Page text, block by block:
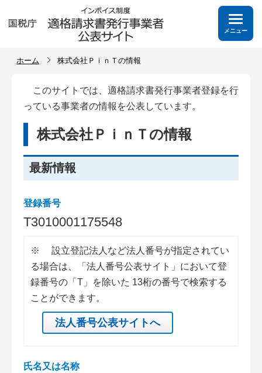
メニュー
ホーム 株式会社ＰｉｎＴの情報
このサイトでは、適格請求書発行事業者登録を行
っている事業者の情報を公表しています。
株式会社ＰｉｎＴの情報
最新情報
登録番号
T3010001175548
※
設立登記法人など法人番号が指定されてい
る場合は、「法人番号公表サイト」において登
録番号の「T」を除いた 13桁の番号で検索する
ことができます。
法人番号公表サイトへ
氏名又は名称